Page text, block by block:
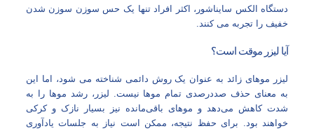
دستگاه الکس سایناشور، اکثر افراد تنها یک حس سوزن سوزن شدن
خفیف را تجربه می‌ کنند.
آیا لیزر موقت است؟
لیزر موهای زائد به عنوان یک روش دائمی شناخته می‌ شود، اما این
به معنای حذف صددرصدی تمام موها نیست. لیزر، رشد موها را به
شدت کاهش می‌دهد و موهای باقی‌مانده نیز بسیار نازک و کرکی
خواهند بود. برای حفظ نتیجه، ممکن است نیاز به جلسات یادآوری